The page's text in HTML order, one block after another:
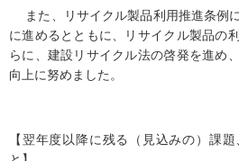
また、リサイクル製品利用推進条例
に進めるとともに、リサイクル製品の
らに、建設リサイクル法の啓発を進め
向上に努めました。
【翌年度以降に残る（見込みの）課